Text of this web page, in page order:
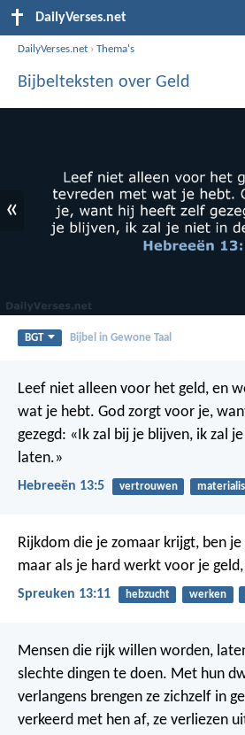
DailyVerses.net
DailyVerses.net ›Thema's
Bijbelteksten over Geld
«
BGT Bijbel in Gewone Taal
Leef niet alleen voor het geld, en
wat je hebt. God zorgt voor je,
gezegd: «Ik zal bij je blijven, ik zal
laten.»
Hebreeën 13:5 vertrouwen
Rijkdom die je zomaar krijgt, ben
maar als je hard werkt voor je
Spreuken 13:11 hebzucht werken
Mensen die rijk willen worden,
slechte dingen te doen. Met hun
verlangens brengen ze zichzelf in
verkeerd met hen af, ze verliezen